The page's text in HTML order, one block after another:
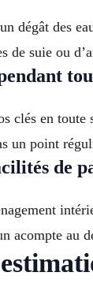
dégât des
de suie ou
clés en
un point
de
acompte